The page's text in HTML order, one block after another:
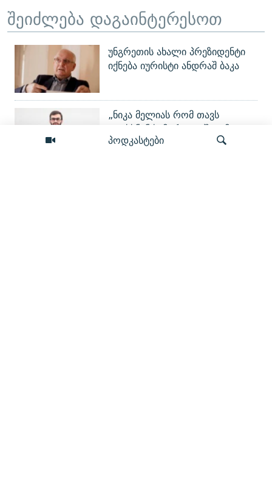
პოდკასტები
შეიძლება დაგაინტერესოთ
უნგრეთის ახალი პრეზიდენტი
იქნება იურისტი ანდრაშ ბაკა
„ნიკა მელიას რომ თავს
დაესხნენ სამტრედიაში, იმ
საქმეზე მე უნდა წამიყენონ